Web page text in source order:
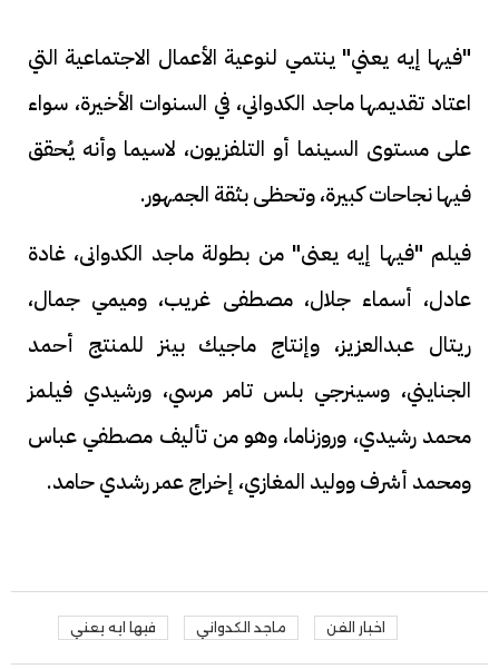
"فيها إيه يعني" ينتمي لنوعية الأعمال الاجتماعية التي
اعتاد تقديمها ماجد الكدواني، في السنوات الأخيرة، سواء
على مستوى السينما أو التلفزيون، لاسيما وأنه يُحقق
فيها نجاحات كبيرة، وتحظى بثقة الجمهور.
فيلم "فيها إيه يعنى" من بطولة ماجد الكدوانى، غادة
عادل، أسماء جلال، مصطفى غريب، وميمي جمال،
ريتال عبدالعزيز، وإنتاج ماجيك بينز للمنتج أحمد
الجنايني، وسينرجي بلس تامر مرسي، ورشيدي فيلمز
محمد رشيدي، وروزناما، وهو من تأليف مصطفي عباس
ومحمد أشرف ووليد المغازي، إخراج عمر رشدي حامد.
اخبار الفن ماجد الكدواني فيها ايه يعني